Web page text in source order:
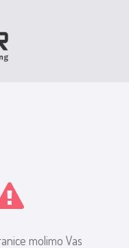
molimo Vas